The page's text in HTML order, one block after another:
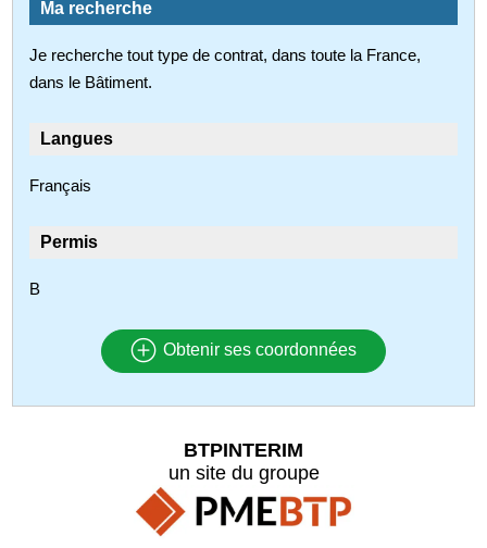
Ma recherche
Je recherche tout type de contrat, dans toute la France,
dans le Bâtiment.
Langues
Français
Permis
B
Obtenir ses coordonnées
BTPINTERIM
un site du groupe